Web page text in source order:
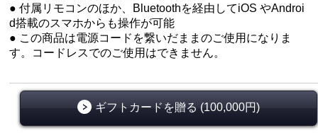
● 付属リモコンのほか、Bluetoothを経由してiOS やAndroi
d搭載のスマホからも操作が可能
● この商品は電源コードを繋いだままのご使用になりま
す。コードレスでのご使用はできません。
ギフトカードを贈る (100,000円)